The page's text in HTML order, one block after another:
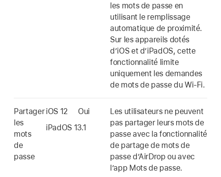
les mots de passe en
utilisant le remplissage
automatique de proximité.
Sur les appareils dotés
d’iOS et d’iPadOS, cette
fonctionnalité limite
uniquement les demandes
de mots de passe du Wi-Fi.
Partager
les
mots
de
passe
iOS 12
iPadOS 13.1
Oui
Les utilisateurs ne peuvent
pas partager leurs mots de
passe avec la fonctionnalité
de partage de mots de
passe d’AirDrop ou avec
l’app Mots de passe.